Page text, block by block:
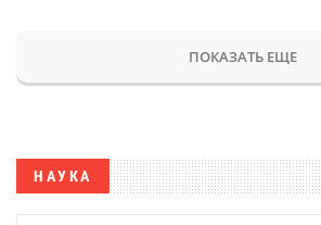
ПОКАЗАТЬ ЕЩЕ
НАУКА